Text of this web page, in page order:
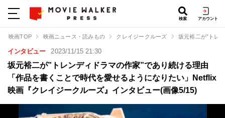
検索 アカウント
映画TOP 映画ニュース・読みもの クレイジークルーズ 坂元裕二が”トレ
インタビュー 2023/11/15 21:30
坂元裕二が”トレンディドラマの作家”であり続ける理由
「作品を書くことで時代を愛せるようになりたい」Netflix
映画『クレイジークルーズ』インタビュー(画像5/15)